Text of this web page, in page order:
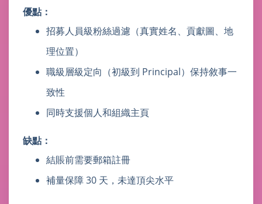
優點：
招募人員級粉絲過濾（真實姓名、貢獻圖、地
理位置）
職級層級定向（初級到 Principal）保持敘事一
致性
同時支援個人和組織主頁
缺點：
結賬前需要郵箱註冊
補量保障 30 天，未達頂尖水平